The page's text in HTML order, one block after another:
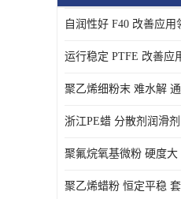
PE蜡粉
PE改性蜡粉